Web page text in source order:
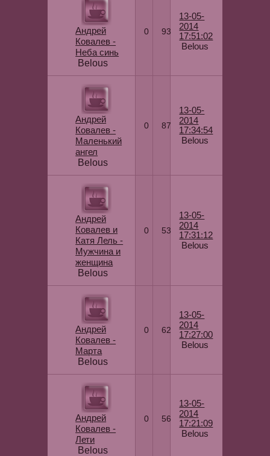
Андрей
Ковалев -
Неба синь
Belous
0 93
13-05-
2014
17:51:02
Belous
Андрей
Ковалев -
Маленький
ангел
Belous
0 87
13-05-
2014
17:34:54
Belous
Андрей
Ковалев и
Катя Лель -
Мужчина и
женщина
Belous
0 53
13-05-
2014
17:31:12
Belous
Андрей
Ковалев -
Марта
Belous
0 62
13-05-
2014
17:27:00
Belous
Андрей
Ковалев -
Лети
Belous
0 56
13-05-
2014
17:21:09
Belous